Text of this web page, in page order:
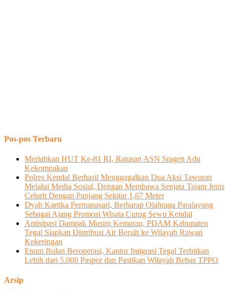
Pos-pos Terbaru
Meriahkan HUT Ke-81 RI, Ratusan ASN Sragen Adu
Kekompakan
Polres Kendal Berhasil Menggagalkan Dua Aksi Tawuran
Melalui Media Sosial, Dengan Membawa Senjata Tajam Jenis
Celurit Dengan Panjang Sekitar 1,67 Meter
Dyah Kartika Permanasari, Berharap Olahraga Paralayang
Sebagai Ajang Promosi Wisata Curug Sewu Kendal
Antisipasi Dampak Musim Kemarau, PDAM Kabupaten
Tegal Siapkan Distribusi Air Bersih ke Wilayah Rawan
Kekeringan
Enam Bulan Beroperasi, Kantor Imigrasi Tegal Terbitkan
Lebih dari 5.000 Paspor dan Pastikan Wilayah Bebas TPPO
Arsip